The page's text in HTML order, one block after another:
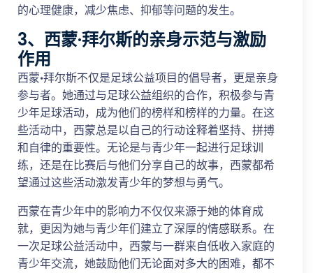
的心理健康，减少焦虑、抑郁等问题的发生。
3、西蒙·拜尔斯的亲身示范与激励
作用
西蒙·拜尔斯不仅是足球公益项目的倡导者，更是亲身
参与者。她通过与足球公益组织的合作，积极参与青
少年足球活动，成为他们的榜样和榜样的力量。在这
些活动中，西蒙总是以自己的行动诠释着坚持、拼搏
和自律的重要性。无论是与青少年一起进行足球训
练，还是在比赛后与他们分享自己的故事，西蒙都希
望通过这些活动激发青少年的梦想与勇气。
西蒙在青少年中的影响力不仅仅来源于她的体育成
就，更因为她与青少年们建立了深厚的情感联系。在
一次足球公益活动中，西蒙与一群来自低收入家庭的
青少年交流，她鼓励他们无论面对多大的困难，都不